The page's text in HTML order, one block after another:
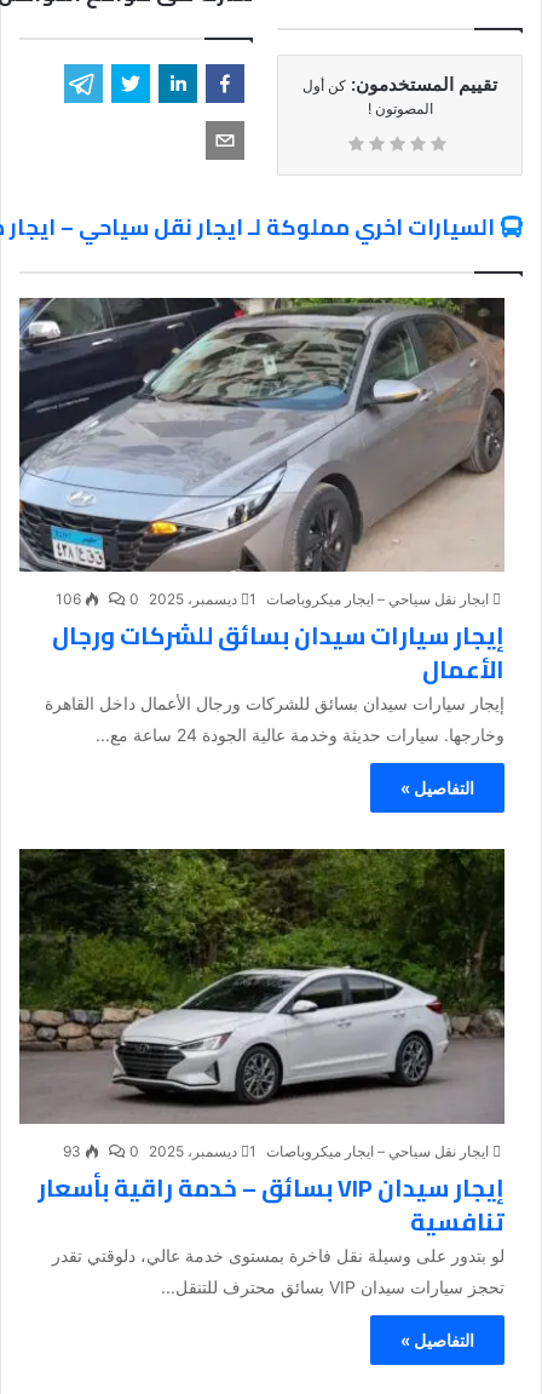
تقييم المستخدمون: كن أول
المصوتون !
السيارات اخري مملوكة لـ ايجار نقل سياحي –
ايجار نقل سياحي – ايجار ميكروباصات 1 ديسمبر، 2025 0
106
إيجار سيارات سيدان بسائق للشركات ورجال
الأعمال
إيجار سيارات سيدان بسائق للشركات ورجال الأعمال داخل القاهرة
وخارجها. سيارات حديثة وخدمة عالية الجودة 24 ساعة مع...
التفاصيل »
ايجار نقل سياحي – ايجار ميكروباصات 1 ديسمبر، 2025 0
93
إيجار سيدان VIP بسائق – خدمة راقية بأسعار
تنافسية
لو بتدور على وسيلة نقل فاخرة بمستوى خدمة عالي، دلوقتي تقدر
تحجز سيارات سيدان VIP بسائق محترف للتنقل...
التفاصيل »